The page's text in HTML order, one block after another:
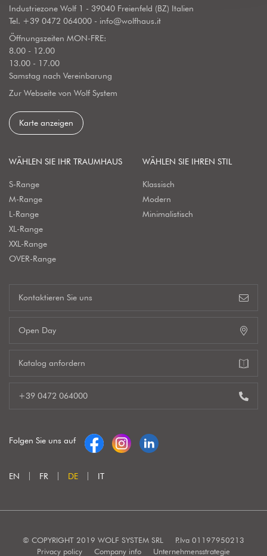
Industriezone Wolf 1 - 39040 Freienfeld (BZ) Italien
Tel. +39 0472 064000 - info@wolfhaus.it
Öffnungszeiten MON-FRE:
8.00 - 12.00
13.00 - 17.00
Samstag nach Vereinbarung
Zur Webseite von Wolf System
Karte anzeigen
WÄHLEN SIE IHR TRAUMHAUS
S-Range
M-Range
L-Range
XL-Range
XXL-Range
OVER-Range
WÄHLEN SIE IHREN STIL
Klassisch
Modern
Minimalistisch
Kontaktieren Sie uns
Open Day
Katalog anfordern
+39 0472 064000
Folgen Sie uns auf
EN FR DE IT
© COPYRIGHT 2019 WOLF SYSTEM SRL
P.Iva 01197950213
Privacy policy
Company info Unternehmensstrategie